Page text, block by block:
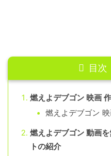
目次
燃えよデブゴン 映画
燃えよデブゴン
燃えよデブゴン 動画
トの紹介